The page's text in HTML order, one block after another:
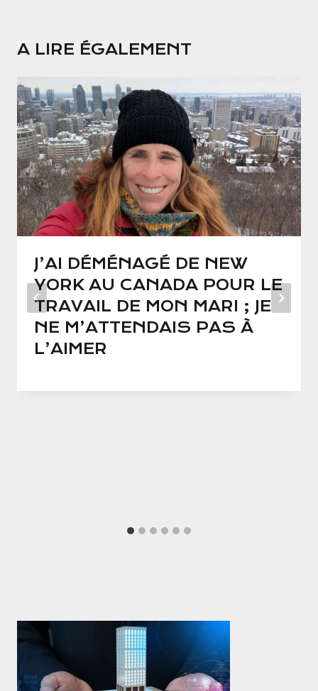
A LIRE ÉGALEMENT
J’AI DÉMÉNAGÉ DE NEW
YORK AU CANADA POUR LE
TRAVAIL DE MON MARI ; JE
NE M’ATTENDAIS PAS À
L’AIMER